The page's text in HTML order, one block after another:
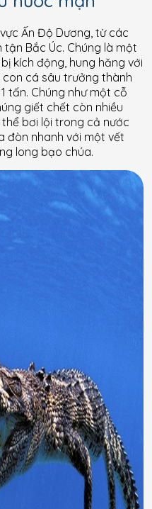
Ấn Độ Dương, từ các
Bắc Úc. Chúng là một
kích động, hung hăng với
cá sâu trưởng thành
tấn. Chúng như một cỗ
giết chết còn nhiều
bơi lội trong cả nước
đòn nhanh với một vết
long bạo chúa.